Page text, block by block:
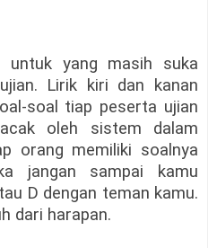
yang masih suka
Lirik kiri dan kanan
soal tiap peserta ujian
oleh sistem dalam
orang memiliki soalnya
jangan sampai kamu
D dengan teman kamu.
dari harapan.